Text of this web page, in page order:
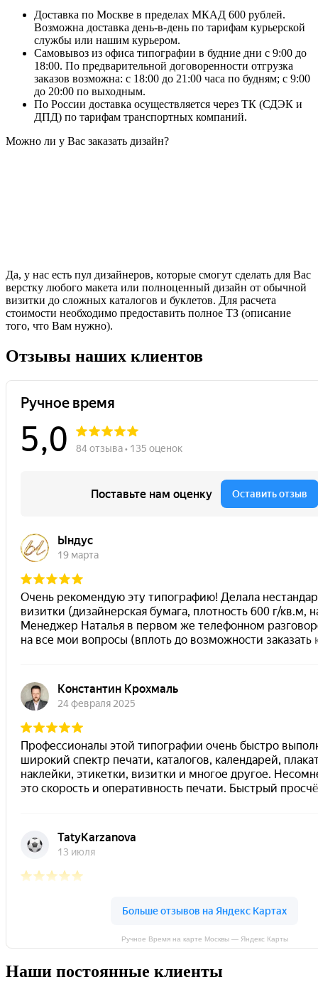
Доставка по Москве в пределах МКАД 600 рублей.
Возможна доставка день-в-день по тарифам курьерской
службы или нашим курьером.
Самовывоз из офиса типографии в будние дни с 9:00 до
18:00. По предварительной договоренности отгрузка
заказов возможна: с 18:00 до 21:00 часа по будням; с 9:00
до 20:00 по выходным.
По России доставка осуществляется через ТК (СДЭК и
ДПД) по тарифам транспортных компаний.
Можно ли у Вас заказать дизайн?
Да, у нас есть пул дизайнеров, которые смогут сделать для Вас
верстку любого макета или полноценный дизайн от обычной
визитки до сложных каталогов и буклетов. Для расчета
стоимости необходимо предоставить полное ТЗ (описание
того, что Вам нужно).
Отзывы наших клиентов
Ручное Время на карте Москвы — Яндекс Карты
Наши постоянные клиенты